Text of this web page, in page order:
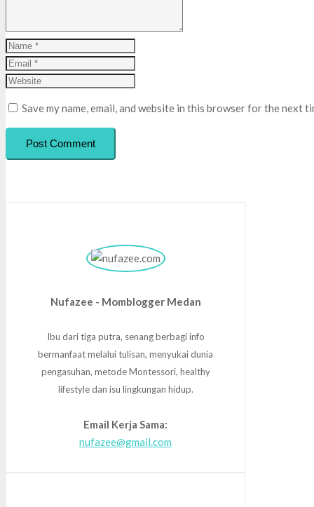
Save my name, email, and website in this browser for the next
Post Comment
Nufazee - Momblogger Medan
Ibu dari tiga putra, senang berbagi info
bermanfaat melalui tulisan, menyukai dunia
pengasuhan, metode Montessori, healthy
lifestyle dan isu lingkungan hidup.
Email Kerja Sama:
nufazee@gmail.com